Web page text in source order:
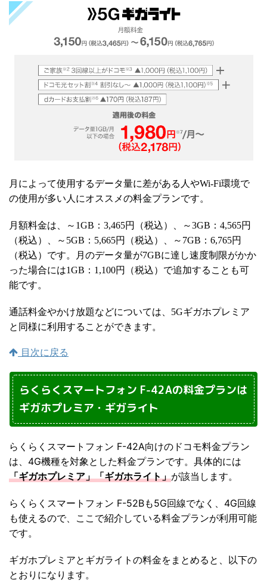
月によって使用するデータ量に差がある人やWi-Fi環境で
の使用が多い人にオススメの料金プランです。
月額料金は、～ 1GB ： 3,465円（税込）、～3GB ： 4,565円
（税込）、～ 5GB ： 5,665円（税込）、～ 7GB ： 6,765円
（税込）です。月のデータ量が7GBに達し速度制限がかか
った場合には1GB ： 1,100円（税込）で追加することも可
能です。
通話料金やかけ放題などについては、 5Gギガホプレミア
と同様に利用することができます。
目次に戻る
らくらくスマートフォン F-42Aの料金プランは
ギガホプレミア・ギガライト
らくらくスマートフォン F-42A向けのドコモ料金プラン
は、4G機種を対象とした料金プランです。具体的には
「ギガホプレミア」「ギガホライト」が該当します。
らくらくスマートフォン F-52Bも5G回線でなく、4G回線
も使えるので、ここで紹介している料金プランが利用可能
です。
ギガホプレミアとギガライトの料金をまとめると、以下の
とおりになります。